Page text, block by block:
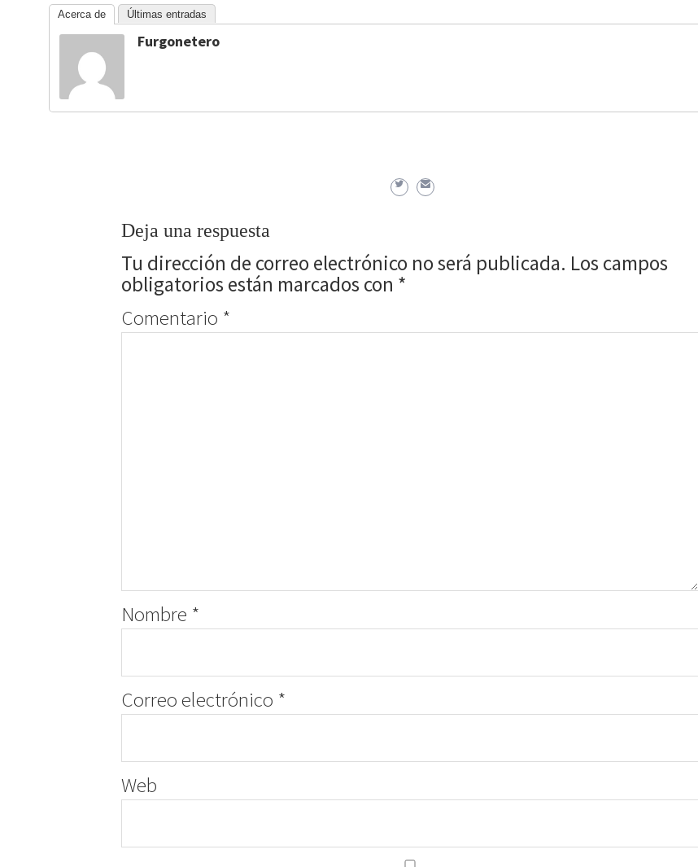
Acerca de Últimas entradas
Furgonetero
Deja una respuesta
Tu dirección de correo electrónico no será publicada. Los campos
obligatorios están marcados con *
Comentario *
Nombre *
Correo electrónico *
Web